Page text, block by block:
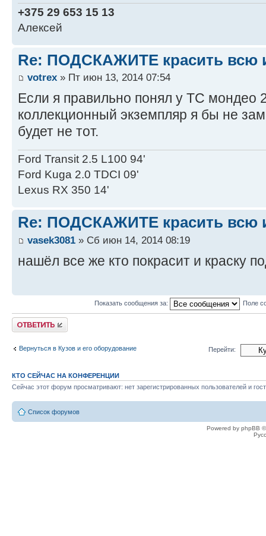
+375 29 653 15 13
Алексей
Re: ПОДСКАЖИТЕ красить всю
votrex » Пт июн 13, 2014 07:54
Если я правильно понял у ТС мондео
коллекционный экземпляр я бы не
будет не тот.
Ford Transit 2.5 L100 94'
Ford Kuga 2.0 TDCI 09'
Lexus RX 350 14'
Re: ПОДСКАЖИТЕ красить всю
vasek3081 » Сб июн 14, 2014 08:19
нашёл все же кто покрасит и краску
Показать сообщения за: Поле
Ответить
Вернуться в Кузов и его оборудование Перейти:
КТО СЕЙЧАС НА КОНФЕРЕНЦИИ
Сейчас этот форум просматривают: нет зарегистрированных пользователей и
Список форумов
Powered by phpBB